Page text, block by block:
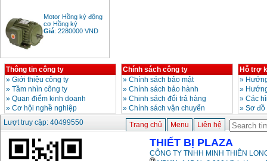
Motor Hồng ký động
cơ Hồng ký
Giá :2280000 VND
Bảng giá động cơ
diesel đầu nổ diesel
Giá
6500000
Bảng giá mũi khoan
Thông tin công ty
» Giới thiệu công ty
» Tầm nhìn công ty
» Quan điểm kinh doanh
» Cơ hội nghề nghiệp
Chính sách công ty
» Chính sách bảo mật
» Chính sách bảo hành
» Chinh sách đổi trả hàng
» Chính sách vận chuyển
Hỗ trợ
»
»
» Các
» Sơ
Lượt truy cập: 40499550
Trang chủ Menu Liên hệ
THIẾT BỊ PLAZA
CÔNG TY TNHH MINH THIÊN